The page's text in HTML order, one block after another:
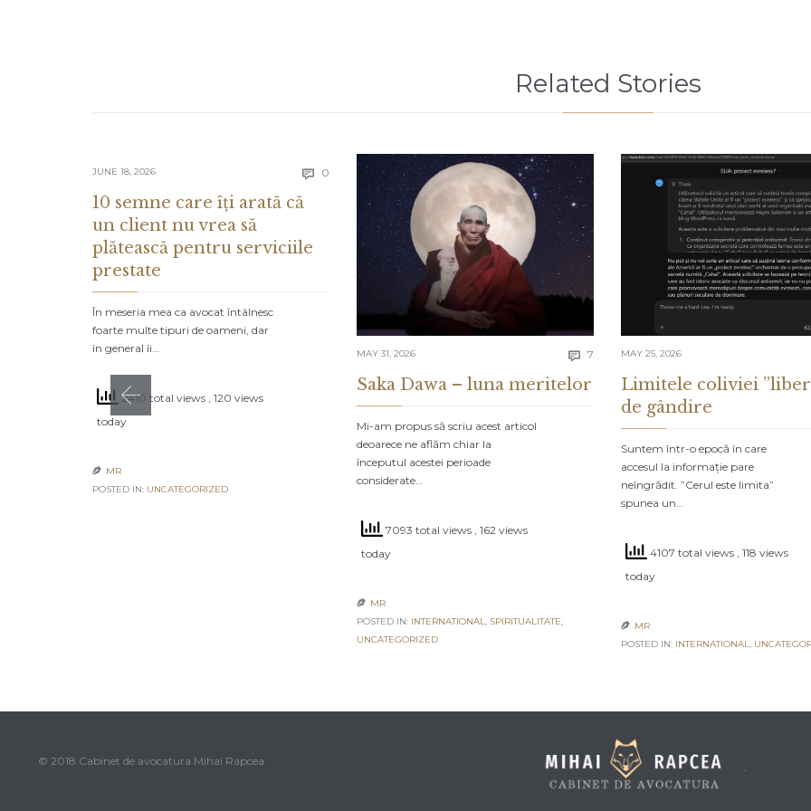
Related Stories
JUNE 18, 2026  0 Comments
10 semne care îți arată că
un client nu vrea să
plătească pentru serviciile
prestate
În meseria mea ca avocat întâlnesc
foarte multe tipuri de oameni, dar
în general îi…
2410 total views , 120 views
today
 MR
POSTED IN: UNCATEGORIZED
MAY 31, 2026  7 Comments
Saka Dawa – luna meritelor
Mi-am propus să scriu acest articol
deoarece ne aflăm chiar la
începutul acestei perioade
considerate…
7093 total views , 162 views
today
 MR
POSTED IN: INTERNATIONAL, SPIRITUALITATE,
UNCATEGORIZED
MAY 25, 2026
Limitele coliviei
de gândire
Suntem într-o epocă în care
accesul la informație pare
neîngrădit. ”Cerul este limita”
spunea un…
4107 total views , 118 views
today
 MR
POSTED IN: INTERNATIONAL,
© 2018 Cabinet de avocatura Mihai Rapcea